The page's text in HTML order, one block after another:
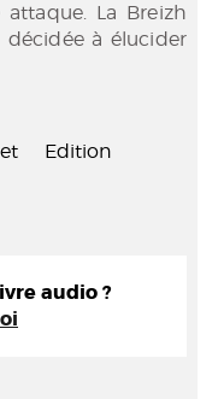
La Breizh
décidée à élucider
Edition
audio ?